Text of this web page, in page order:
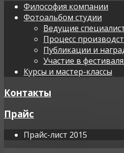
Философия компании
Фотоальбом студии
Ведущие
Процесс
Публикации и
Участие в
Курсы и мастер-классы
Контакты
Прайс
Прайс-лист 2015